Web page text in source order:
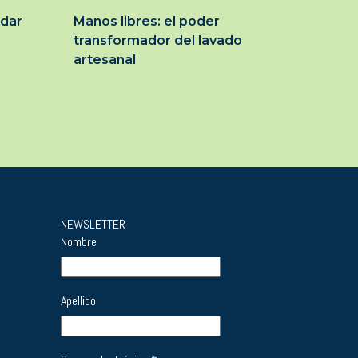
Manos libres: el poder
transformador del lavado
artesanal
NEWSLETTER
Nombre
Apellido